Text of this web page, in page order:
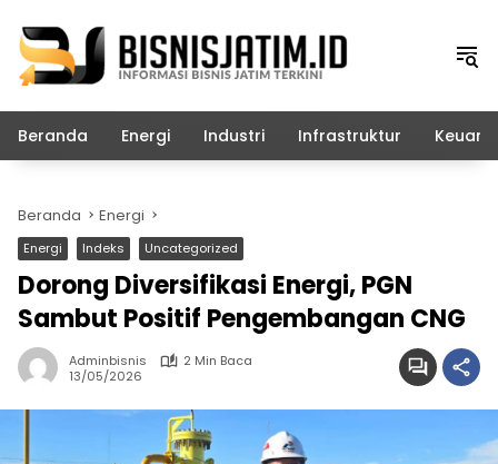
konten
Beranda Energi Industri Infrastruktur
Beranda Energi
Energi Indeks Uncategorized
Dorong Diversifikasi Energi, PGN
Sambut Positif Pengembangan CNG
Adminbisnis
2 Min Baca
13/05/2026